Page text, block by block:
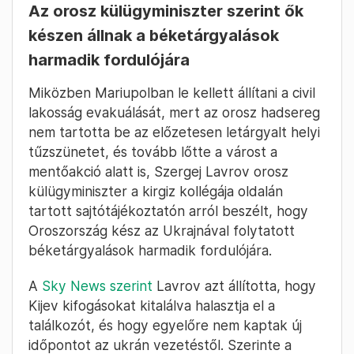
Az orosz külügyminiszter szerint ők
készen állnak a béketárgyalások
harmadik fordulójára
Miközben Mariupolban le kellett állítani a civil
lakosság evakuálását, mert az orosz hadsereg
nem tartotta be az előzetesen letárgyalt helyi
tűzszünetet, és tovább lőtte a várost a
mentőakció alatt is, Szergej Lavrov orosz
külügyminiszter a kirgiz kollégája oldalán
tartott sajtótájékoztatón arról beszélt, hogy
Oroszország kész az Ukrajnával folytatott
béketárgyalások harmadik fordulójára.
A Sky News szerint Lavrov azt állította, hogy
Kijev kifogásokat kitalálva halasztja el a
találkozót, és hogy egyelőre nem kaptak új
időpontot az ukrán vezetéstől. Szerinte a